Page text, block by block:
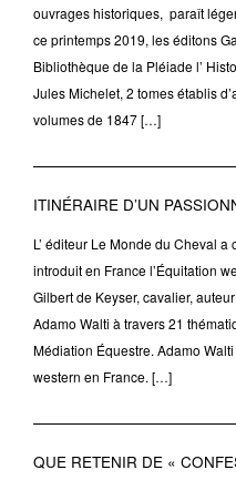
ouvrages historiques, paraît
ce printemps 2019, les éditons
Bibliothèque de la Pléiade l’
Jules Michelet, 2 tomes établis
volumes de 1847 […]
ITINÉRAIRE D’UN
L’ éditeur Le Monde du Cheval
introduit en France l’Équitation
Gilbert de Keyser, cavalier,
Adamo Walti à travers 21
Médiation Équestre. Adamo
western en France. […]
QUE RETENIR DE «